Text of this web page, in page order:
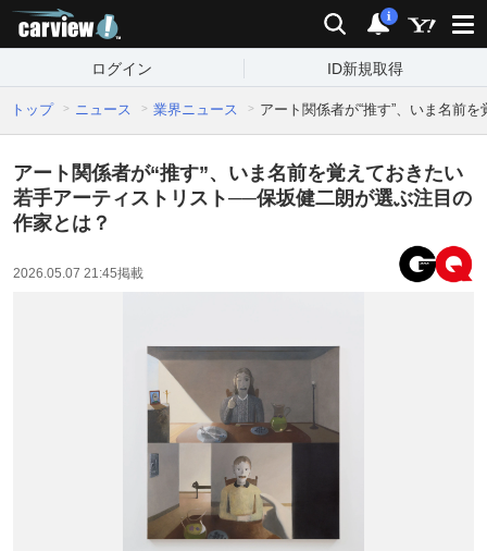
検索 通知
i
ログイン ID新規取得
トップ ニュース 業界ニュース アート関係者が“推す”、いま名前
アート関係者が“推す”、いま名前を覚えておきたい
若手アーティストリスト──保坂健二朗が選ぶ注目の
作家とは？
2026.05.07 21:45掲載